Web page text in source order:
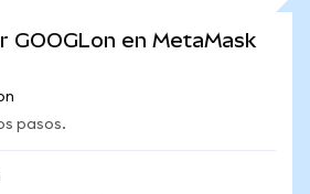
GOOGLon en MetaMask
pasos.